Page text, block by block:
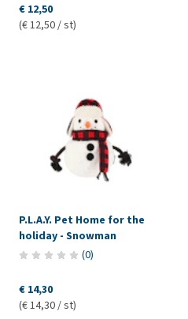
€ 12,50
(€ 12,50 / st)
P.L.A.Y. Pet Home for the
holiday - Snowman
(0)
€ 14,30
(€ 14,30 / st)